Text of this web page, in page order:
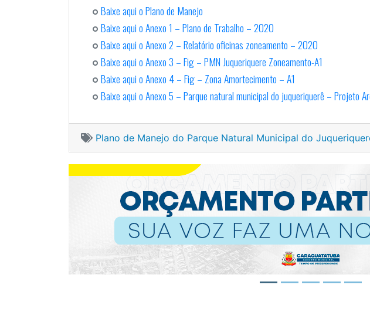
Baixe aqui o Plano de Manejo
Baixe aqui o Anexo 1 – Plano de Trabalho – 2020
Baixe aqui o Anexo 2 – Relatório oficinas zoneamento – 2020
Baixe aqui o Anexo 3 – Fig – PMN Juqueriquere Zoneamento-A1
Baixe aqui o Anexo 4 – Fig – Zona Amortecimento – A1
Baixe aqui o Anexo 5 – Parque natural municipal do juqueriquerê – Projeto
Plano de Manejo do Parque Natural Municipal do